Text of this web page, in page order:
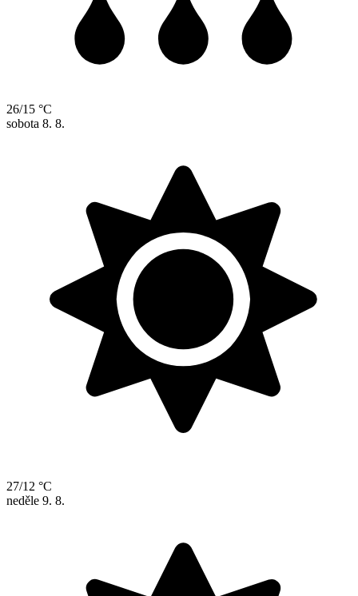
26/15 °C
sobota 8. 8.
27/12 °C
neděle 9. 8.